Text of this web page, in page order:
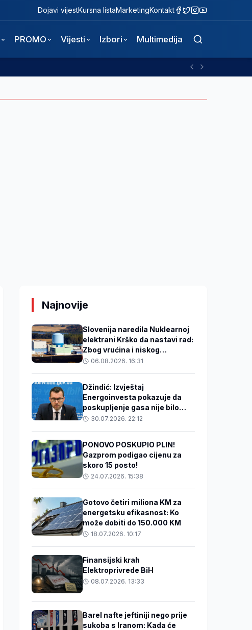
Dojavi vijestKursna listaMarketingKontakt
PROMO Vijesti Izbori Multimedija
Najnovije
Slovenija naredila Nuklearnoj
elektrani Krško da nastavi rad:
Zbog vrućina i niskog
vodostaja smanjuje snagu
06.08.2026. 16:31
Džindić: Izvještaj
Energoinvesta pokazuje da
poskupljenje gasa nije bilo
opravdano
30.07.2026. 22:12
PONOVO POSKUPIO PLIN!
Gazprom podigao cijenu za
skoro 15 posto!
24.07.2026. 15:38
Gotovo četiri miliona KM za
energetsku efikasnost: Ko
može dobiti do 150.000 KM
18.07.2026. 10:17
Finansijski krah
Elektroprivrede BiH
08.07.2026. 13:33
Barel nafte jeftiniji nego prije
sukoba s Iranom: Kada će